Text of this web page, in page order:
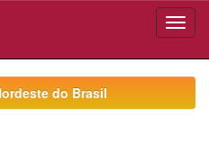
do Brasil